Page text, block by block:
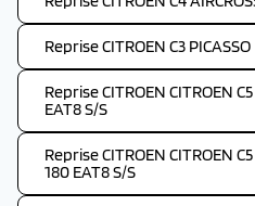
Reprise CITROEN C3 PICASSO
Reprise CITROEN CITROEN
EAT8 S/S
Reprise CITROEN CITROEN
180 EAT8 S/S